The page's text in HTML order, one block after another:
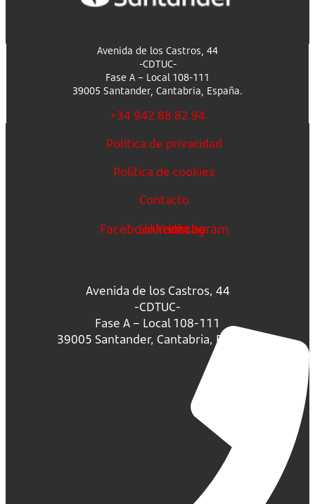
Avenida de los Castros, 44
-CDTUC-
Fase A – Local 108-111
39005 Santander, Cantabria, España.
+34 942 88 82 94
Política de privacidad
Política de cookies
Contacto
FacebookLinkedin
Youtube
Instagram
Avenida de los Castros, 44
-CDTUC-
Fase A – Local 108-111
39005 Santander, Cantabria, España.